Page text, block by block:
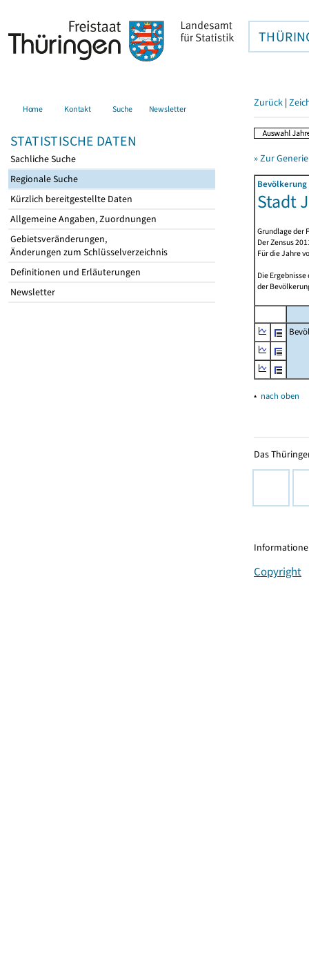
Home Kontakt Suche Newsletter
STATISTISCHE DATEN
Sachliche Suche
Regionale Suche
Kürzlich bereitgestellte Daten
Allgemeine Angaben, Zuordnungen
Gebietsveränderungen,
Änderungen zum Schlüsselverzeichnis
Definitionen und Erläuterungen
Newsletter
Zurück |
» Zur
Stadt
Grundlage der
Der Zensus
Für die Jahre
Die
der
▴ nach oben
Das
Copyright